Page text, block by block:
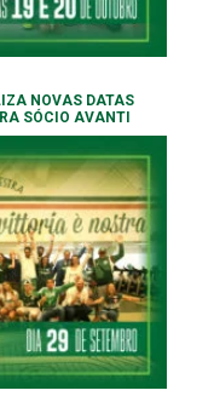
NOVAS DATAS
SÓCIO AVANTI